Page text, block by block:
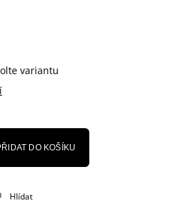
variantu
DO KOŠÍKU
Hlídat